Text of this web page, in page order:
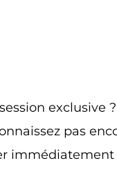
exclusive ?
pas